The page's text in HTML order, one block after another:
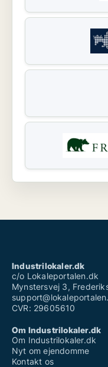
Industrilokaler.dk
c/o Lokaleportalen.dk
Mynstersvej 3,
CVR: 29605610
Om Industrilokaler.dk
Om Industrilokaler.dk
Nyt om ejendomme
Kontakt os